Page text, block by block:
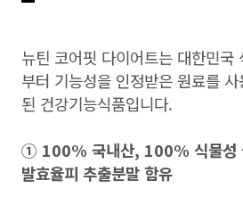
뉴틴 코어핏 다이어트는 대한민국
부터 기능성을 인정받은 원료를
된 건강기능식품입니다.
① 100% 국내산, 100% 식물성
발효율피 추출분말 함유